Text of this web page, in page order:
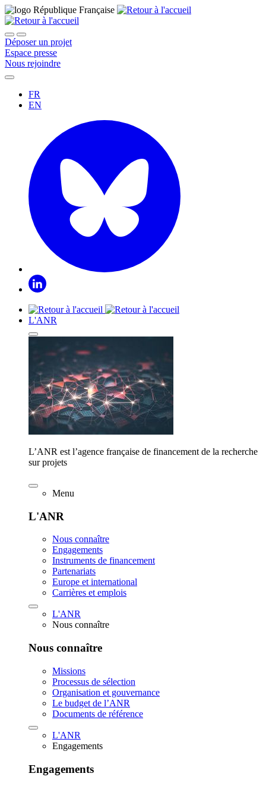
Déposer un projet
Espace presse
Nous rejoindre
FR
EN
L'ANR
L’ANR est l’agence française de financement de la recherche
sur projets
Menu
L'ANR
Nous connaître
Engagements
Instruments de financement
Partenariats
Europe et international
Carrières et emplois
L'ANR
Nous connaître
Nous connaître
Missions
Processus de sélection
Organisation et gouvernance
Le budget de l’ANR
Documents de référence
L'ANR
Engagements
Engagements